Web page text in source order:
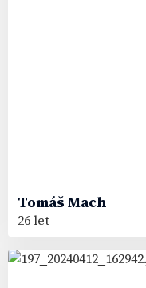
Tomáš Mach
26 let
39